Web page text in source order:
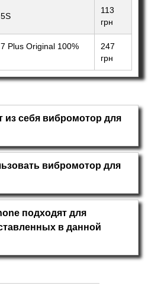
113
грн
Plus Original 100%
247
грн
из себя вибромотор для
вибромотор для
подходят для
в данной